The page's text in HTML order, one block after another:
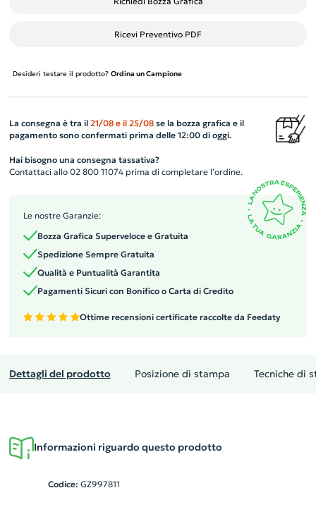
Ricevi Preventivo PDF
Desideri testare il prodotto? Ordina un Campione
La consegna è tra il 21/08 e il 25/08se la bozza grafica e il
pagamento sono confermati prima delle 12:00 di oggi.
Hai bisogno una consegna tassativa?
Contattaci allo 02 800 11074 prima di completare l’ordine.
Le nostre Garanzie:
Bozza Grafica Superveloce e Gratuita
Spedizione Sempre Gratuita
Qualità e Puntualità Garantita
Pagamenti Sicuri con Bonifico o Carta di Credito
Ottime recensioni certificate raccolte da Feedaty
Dettagli del prodotto Posizione di stampa Tecniche di
Informazioni riguardo questo prodotto
Codice: GZ997811